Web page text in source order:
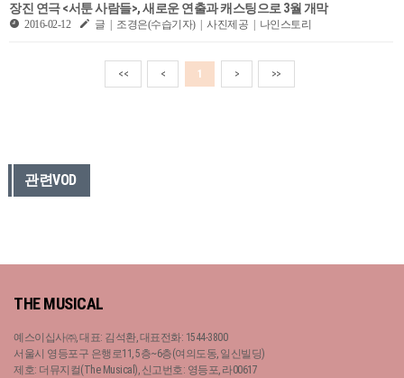
장진 연극 <서툰 사람들>, 새로운 연출과 캐스팅으로 3월 개막
2016-02-12 글 | 조경은(수습기자) | 사진제공 | 나인스토리
<< < 1 > >>
관련VOD
THE MUSICAL
예스이십사㈜, 대표: 김석환, 대표전화: 1544-3800
서울시 영등포구 은행로11, 5층~6층(여의도동, 일신빌딩)
제호: 더뮤지컬(The Musical), 신고번호: 영등포, 라00617